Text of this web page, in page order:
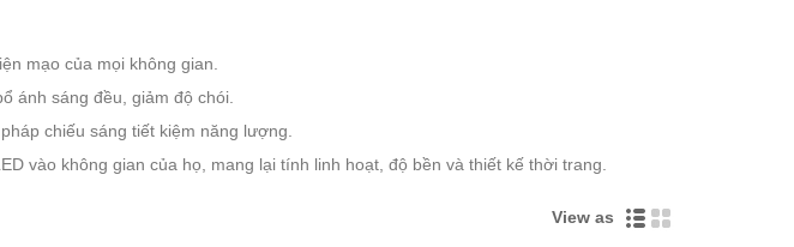
mạo của mọi không gian.
ánh sáng đều, giảm độ chói.
chiếu sáng tiết kiệm năng lượng.
vào không gian của họ, mang lại tính linh hoạt, độ bền và thiết kế thời trang.
View as